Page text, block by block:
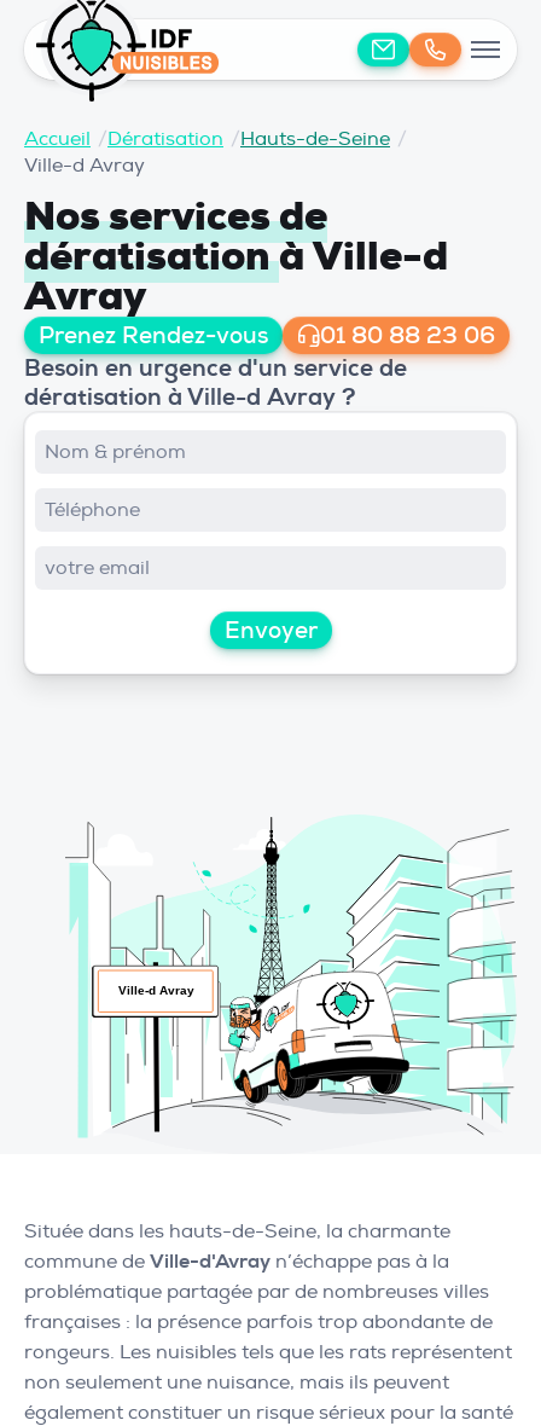
Accueil /Dératisation /Hauts-de-Seine /
Ville-d Avray
Nos services de
dératisationà Ville-d
Avray
Prenez Rendez-vous 01 80 88 23 06
Besoin en urgence d'un service de
dératisation à Ville-d Avray ?
Envoyer
Située dans les hauts-de-Seine, la charmante
commune de Ville-d'Avray n’échappe pas à la
problématique partagée par de nombreuses villes
françaises : la présence parfois trop abondante de
rongeurs. Les nuisibles tels que les rats représentent
non seulement une nuisance, mais ils peuvent
également constituer un risque sérieux pour la santé